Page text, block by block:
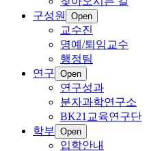
구성원
Open
교수진
명예/퇴임교수
행정팀
연구 Open
연구성과
분자과학연구소
BK21교육연구단
학부 Open
입학안내